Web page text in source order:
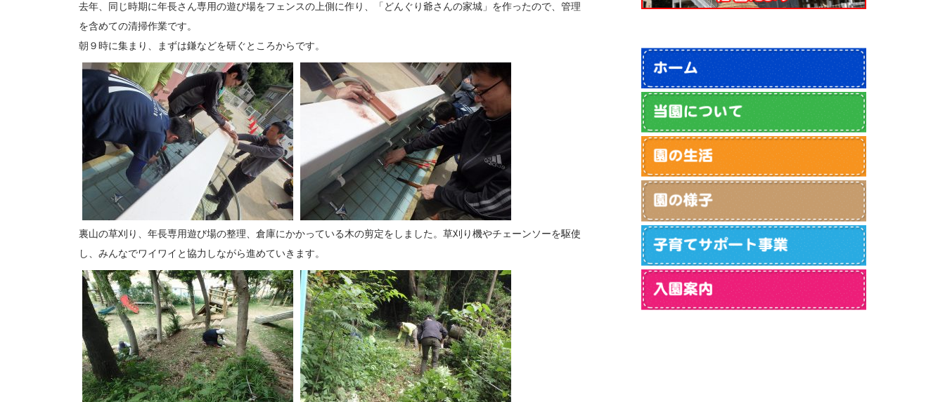
去年、同じ時期に年長さん専用の遊び場をフェンスの上側に作り、「どんぐり爺さんの家城」を作ったので、管理
を含めての清掃作業です。
朝９時に集まり、まずは鎌などを研ぐところからです。
裏山の草刈り、年長専用遊び場の整理、倉庫にかかっている木の剪定をしました。草刈り機やチェーンソーを駆使
し、みんなでワイワイと協力しながら進めていきます。